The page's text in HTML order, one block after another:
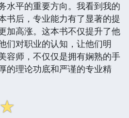
水平的重要方向。我看到我的
书后，专业能力有了显著的提
加高涨。这本书不仅提升了他
们对职业的认知，让他们明
容师，不仅仅是拥有娴熟的手
的理论功底和严谨的专业精
☆